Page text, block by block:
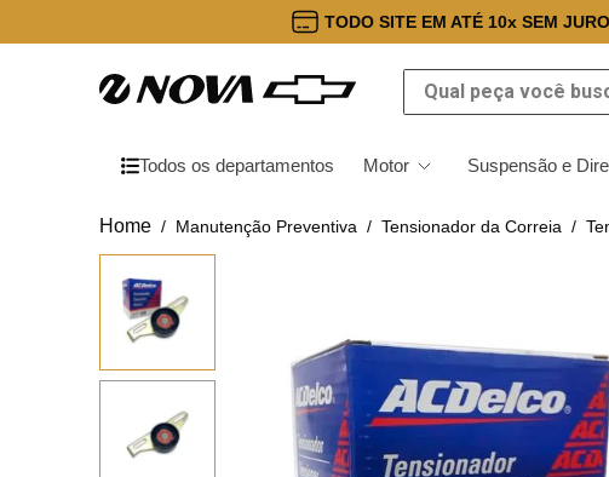
TODO SITE EM ATÉ 10x SEM
Qual peça você busca
Todos os departamentos Motor Suspensão e
Manutenção Preventiva Tensionador da Correia